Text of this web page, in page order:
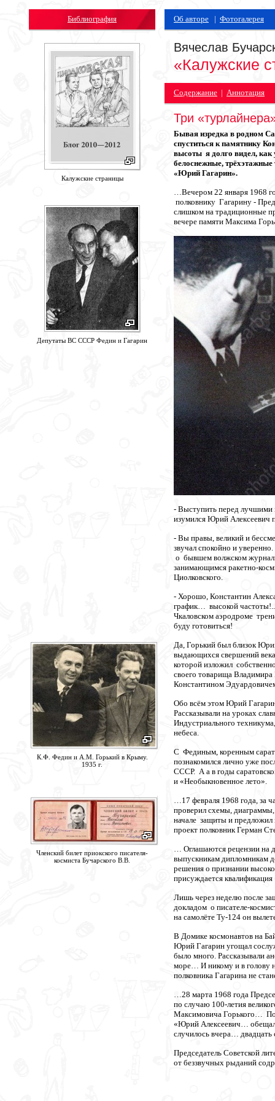
Библиография
Калужские страницы
Депутаты ВС СССР Федин и Гагарин
К.Ф. Федин и А.М. Горький в Крыму.
1935 г.
Членский билет приокского писателя-
космиста Бучарского В.В.
Об авторе | Фотогалерея
Вячеслав
«Калужские
Содержание | Аннотация
Три
Бывая изредка в родном
спуститься к памятнику
высоты я долго видел, как
белоснежные,
«Юрий Гагарин».
…Вечером 22 января 1968
полковнику Гагарину -
слишком на традиционные
вечере памяти Максима
- Выступить перед лучшими
изумился Юрий Алексеевич
- Вы правы, великий и
звучал спокойно и
о бывшем волжском
занимающимся ракетно-
Циолковского.
- Хорошо, Константин
график… высокой
Чкаловском аэродроме
буду готовиться!
Да, Горький был близок
выдающихся свершений
которой изложил
своего товарища
Константином
Обо всём этом Юрий
Рассказывали на уроках
Индустриального
небеса.
С Фединым, коренным
познакомился лично уже
СССР. А а в годы
и «Необыкновенное лето».
…17 февраля 1968 года, за
проверил схемы,
начале защиты и
проект полковник Герман
… Оглашаются рецензии на
выпускникам дипломникам
решения о признании
присуждается
Лишь через неделю после
докладом о писателе-
на самолёте Ту-124 он
В Домике космонавтов на
Юрий Гагарин угощал
было много. Рассказывали
море… И никому и в голову
полковника Гагарина не
…28 марта 1968 года
по случаю 100-летия
Максимовича Горького…
«Юрий Алексеевич…
случилось вчера… двадцать
Председатель Советской
от беззвучных рыданий